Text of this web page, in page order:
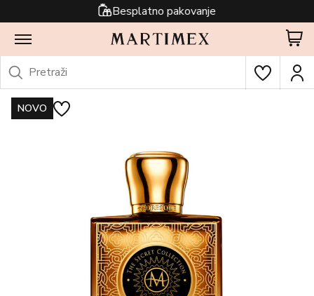
Besplatno pakovanje
NOVO